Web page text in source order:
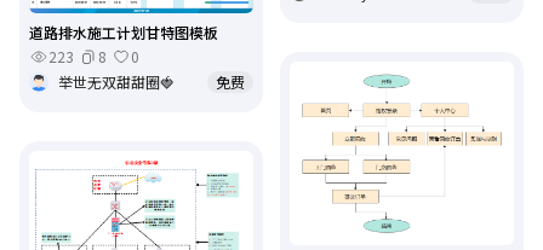
道路排水施工计划甘特图模板
223
8
0
举世无双甜甜圈🍓
免费